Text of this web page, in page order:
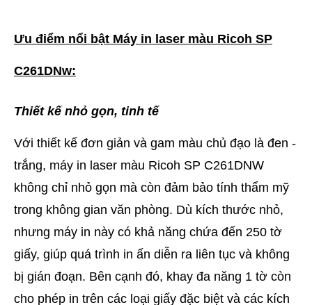
Ưu điểm nổi bật Máy in laser màu Ricoh SP
C261DNw:
Thiết kế nhỏ gọn, tinh tế
Với thiết kế đơn giản và gam màu chủ đạo là đen -
trắng, máy in laser màu Ricoh SP C261DNW
không chỉ nhỏ gọn mà còn đảm bảo tính thẩm mỹ
trong không gian văn phòng. Dù kích thước nhỏ,
nhưng máy in này có khả năng chứa đến 250 tờ
giấy, giúp quá trình in ấn diễn ra liên tục và không
bị gián đoạn. Bên cạnh đó, khay đa năng 1 tờ còn
cho phép in trên các loại giấy đặc biệt và các kích